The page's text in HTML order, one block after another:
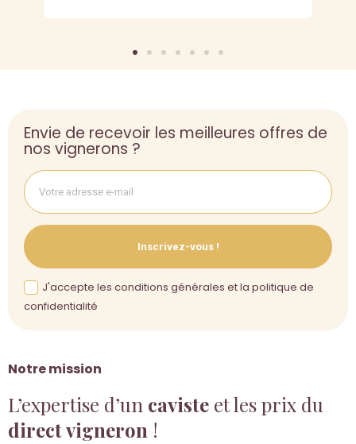
Notre mission
L’expertise d’un caviste et les prix du
direct vigneron !
Envie de recevoir les meilleures offres de
nos vignerons ?
Inscrivez-vous !
J'accepte les conditions générales et la politique de
confidentialité